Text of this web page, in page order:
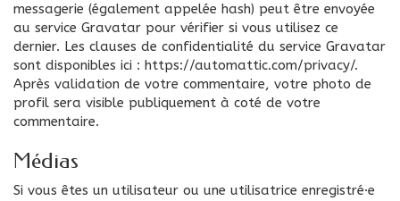
messagerie (également appelée hash) peut être envoyée
au service Gravatar pour vérifier si vous utilisez ce
dernier. Les clauses de confidentialité du service Gravatar
sont disponibles ici : https://automattic.com/privacy/.
Après validation de votre commentaire, votre photo de
profil sera visible publiquement à coté de votre
commentaire.
Médias
Si vous êtes un utilisateur ou une utilisatrice enregistré·e